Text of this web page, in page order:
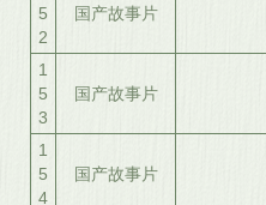
5
2
国产故事片
1
5
3
国产故事片
1
5
4
国产故事片